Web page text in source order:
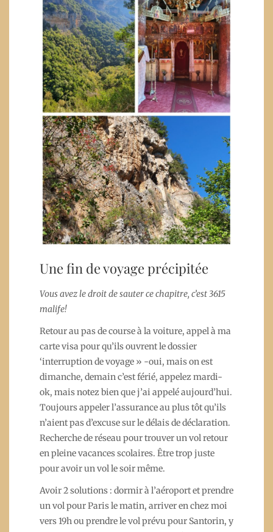
Une fin de voyage précipitée
Vous avez le droit de sauter ce chapitre, c’est 3615
malife!
Retour au pas de course à la voiture, appel à ma
carte visa pour qu’ils ouvrent le dossier
‘interruption de voyage » -oui, mais on est
dimanche, demain c’est férié, appelez mardi-
ok, mais notez bien que j’ai appelé aujourd’hui.
Toujours appeler l’assurance au plus tôt qu’ils
n’aient pas d’excuse sur le délais de déclaration.
Recherche de réseau pour trouver un vol retour
en pleine vacances scolaires. Être trop juste
pour avoir un vol le soir même.
Avoir 2 solutions : dormir à l’aéroport et prendre
un vol pour Paris le matin, arriver en chez moi
vers 19h ou prendre le vol prévu pour Santorin, y